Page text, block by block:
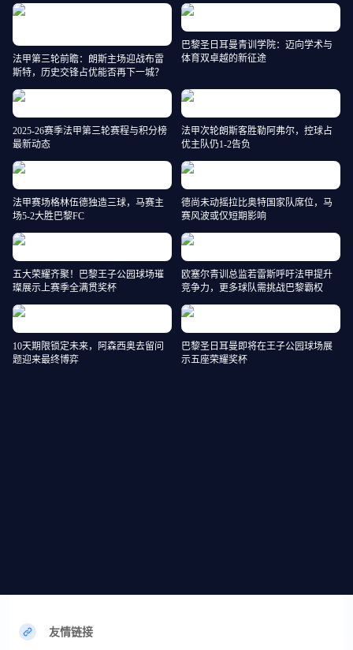
法甲第三轮前瞻：朗斯主场迎战布雷
斯特，历史交锋占优能否再下一城？
巴黎圣日耳曼青训学院：迈向学术与
体育双卓越的新征途
2025-26赛季法甲第三轮赛程与积分榜
最新动态
法甲次轮朗斯客胜勒阿弗尔，控球占
优主队仍1-2告负
法甲赛场格林伍德独造三球，马赛主
场5-2大胜巴黎FC
德尚未动摇拉比奥特国家队席位，马
赛风波或仅短期影响
五大荣耀齐聚！巴黎王子公园球场璀
璨展示上赛季全满贯奖杯
欧塞尔青训总监若雷斯呼吁法甲提升
竞争力，更多球队需挑战巴黎霸权
10天期限锁定未来，阿森西奥去留问
题迎来最终博弈
巴黎圣日耳曼即将在王子公园球场展
示五座荣耀奖杯
友情链接